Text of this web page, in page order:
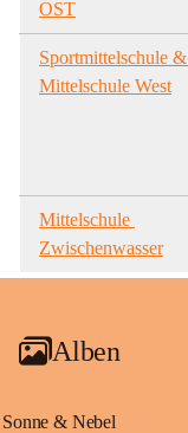
OST
Sportmittelschule &
Mittelschule West
Mittelschule
Zwischenwasser
Alben
Sonne & Nebel